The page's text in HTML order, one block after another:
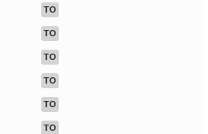
TO
TO
TO
TO
TO
TO